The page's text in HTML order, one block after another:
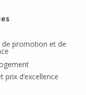
de promotion et de
prix d’excellence